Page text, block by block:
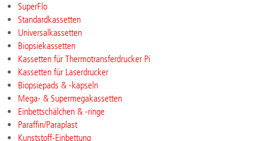
SuperFlo
Standardkassetten
Universalkassetten
Biopsiekassetten
Kassetten für Thermotransferdrucker Pi
Kassetten für Laserdrucker
Biopsiepads & -kapseln
Mega- & Supermegakassetten
Einbettschälchen & -ringe
Paraffin/Paraplast
Kunststoff-Einbettung